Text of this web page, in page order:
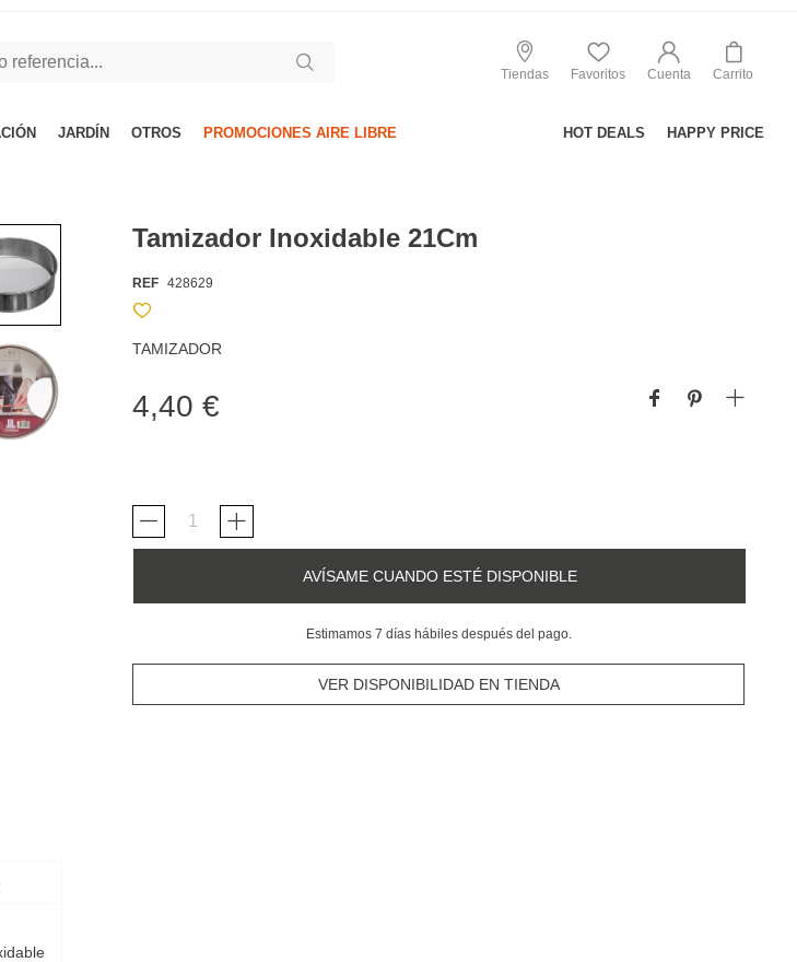
Tiendas Favoritos Cuenta Carrito
JARDÍN OTROS PROMOCIONES AIRE LIBRE HOT DEALS HAPPY PRICE
Tamizador Inoxidable 21Cm
REF 428629
TAMIZADOR
4,40 €
AVÍSAME CUANDO ESTÉ DISPONIBLE
Estimamos 7 días hábiles después del pago.
VER DISPONIBILIDAD EN TIENDA